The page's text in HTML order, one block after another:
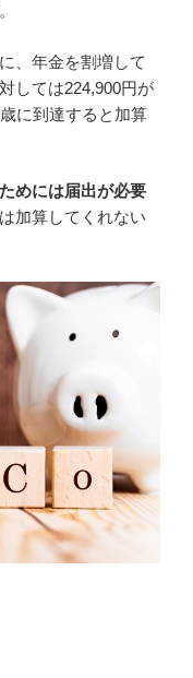
、年金を割増して
しては224,900円が
に到達すると加算
めには届出が必要
加算してくれない